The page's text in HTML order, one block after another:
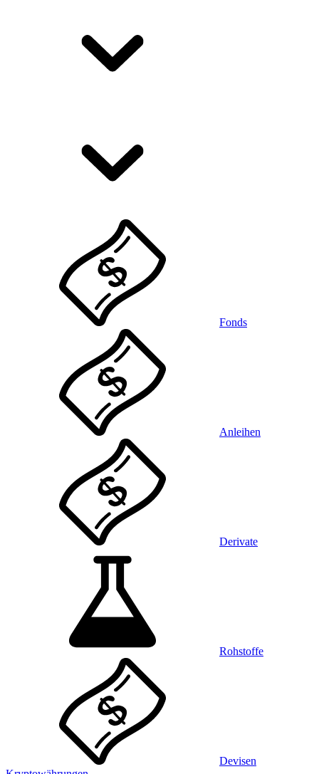
Fonds
Anleihen
Derivate
Rohstoffe
Devisen